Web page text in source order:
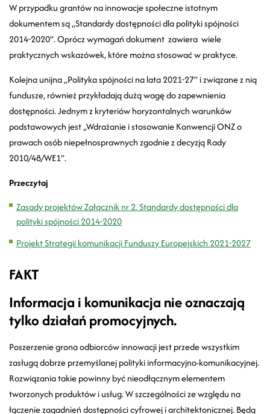
W przypadku grantów na innowacje społeczne istotnym
dokumentem są „Standardy dostępności dla polityki spójności
2014-2020”. Oprócz wymagań dokument zawiera wiele
praktycznych wskazówek, które można stosować w praktyce.
Kolejna unijna „Polityka spójności na lata 2021-27” i związane z nią
fundusze, również przykładają dużą wagę do zapewnienia
dostępności. Jednym z kryteriów horyzontalnych warunków
podstawowych jest „Wdrażanie i stosowanie Konwencji ONZ o
prawach osób niepełnosprawnych zgodnie z decyzją Rady
2010/48/WE1”.
Przeczytaj
Zasady projektów Załącznik nr 2. Standardy dostępności dla
polityki spójności 2014-2020
Projekt Strategii komunikacji Funduszy Europejskich 2021-2027
FAKT
Informacja i komunikacja nie oznaczają
tylko działań promocyjnych.
Poszerzenie grona odbiorców innowacji jest przede wszystkim
zasługą dobrze przemyślanej polityki informacyjno-komunikacyjnej.
Rozwiązania takie powinny być nieodłącznym elementem
tworzonych produktów i usług. W szczególności ze względu na
łączenie zagadnień dostępności cyfrowej i architektonicznej. Będą